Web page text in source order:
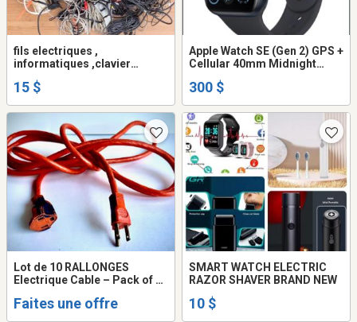
fils electriques ,
informatiques ,clavier
15$
15 $
Apple Watch SE (Gen 2) GPS +
Cellular 40mm Midnight
300 $
Lot de 10 RALLONGES
Electrique Cable – Pack of 10
Faites une offre
SMART WATCH ELECTRIC
RAZOR SHAVER BRAND NEW
10 $